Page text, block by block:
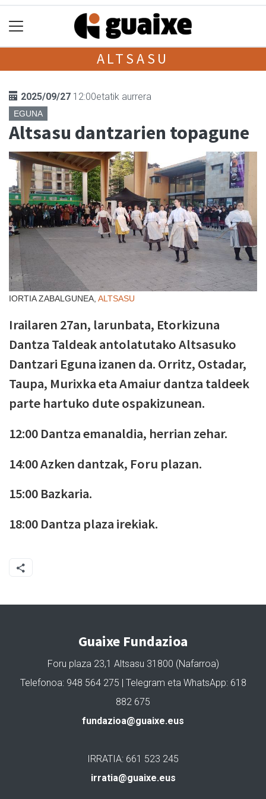
ALTSASU
2025/09/27 12:00etatik aurrera
EGUNA
Altsasu dantzarien topagune
IORTIA ZABALGUNEA, ALTSASU
Irailaren 27an, larunbata, Etorkizuna
Dantza Taldeak antolatutako Altsasuko
Dantzari Eguna izanen da. Orritz, Ostadar,
Taupa, Murixka eta Amaiur dantza taldeek
parte hartuko dute ospakizunean.
12:00 Dantza emanaldia, herrian zehar.
14:00 Azken dantzak, Foru plazan.
15:00 Bazkaria.
18:00 Dantza plaza irekiak.
Guaixe Fundazioa
Foru plaza 23,1 Altsasu 31800 (Nafarroa)
Telefonoa: 948 564 275 | Telegram eta WhatsApp: 618
882 675
fundazioa@guaixe.eus
IRRATIA: 661 523 245
irratia@guaixe.eus